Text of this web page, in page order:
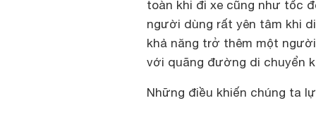
toàn khi đi xe cũng như tốc
người dùng rất yên tâm khi
khả năng trở thêm một
với quãng đường di chuyển
Những điều khiến chúng ta